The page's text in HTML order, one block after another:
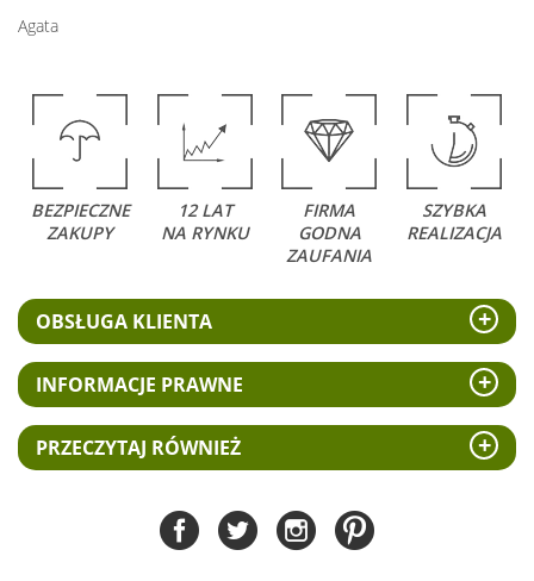
Agata
BEZPIECZNE
ZAKUPY
12 LAT
NA RYNKU
FIRMA
GODNA
ZAUFANIA
SZYBKA
REALIZACJA
OBSŁUGA KLIENTA
INFORMACJE PRAWNE
PRZECZYTAJ RÓWNIEŻ